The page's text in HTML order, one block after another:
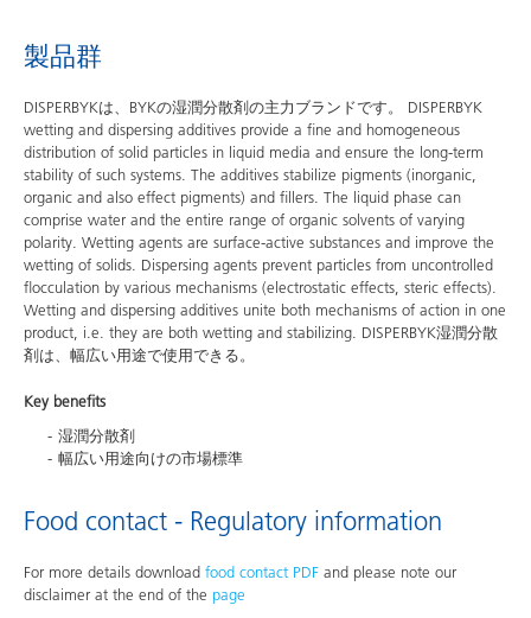
製品群
DISPERBYKは、BYKの湿潤分散剤の主力ブランドです。 DISPERBYK
wetting and dispersing additives provide a fine and homogeneous
distribution of solid particles in liquid media and ensure the long-term
stability of such systems. The additives stabilize pigments (inorganic,
organic and also effect pigments) and fillers. The liquid phase can
comprise water and the entire range of organic solvents of varying
polarity. Wetting agents are surface-active substances and improve the
wetting of solids. Dispersing agents prevent particles from uncontrolled
flocculation by various mechanisms (electrostatic effects, steric effects).
Wetting and dispersing additives unite both mechanisms of action in one
product, i.e. they are both wetting and stabilizing. DISPERBYK湿潤分散
剤は、幅広い用途で使用できる。
Key benefits
湿潤分散剤
幅広い用途向けの市場標準
Food contact - Regulatory information
For more details download food contact PDF and please note our
disclaimer at the end of the page